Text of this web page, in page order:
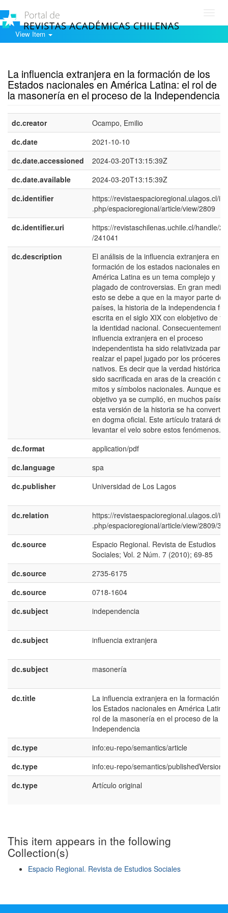
View Item
La influencia extranjera en la formación de los
Estados nacionales en América Latina: el rol de
la masonería en el proceso de la Independencia
dc.creator
Ocampo, Emilio
dc.date
2021-10-10
dc.date.accessioned
2024-03-20T13:15:39Z
dc.date.available
2024-03-20T13:15:39Z
dc.identifier
https://revistaespacioregional.ulagos.cl/
.php/espacioregional/article/view/2809
dc.identifier.uri
https://revistaschilenas.uchile.cl/handle/
/241041
dc.description
El análisis de la influencia extranjera en la
formación de los estados nacionales en
América Latina es un tema complejo y
plagado de controversias. En gran
esto se debe a que en la mayor parte de
países, la historia de la independencia fue
escrita en el siglo XIX con elobjetivo de
la identidad nacional.
influencia extranjera en el proceso
independentista ha sido relativizada para
realzar el papel jugado por los próceres
nativos. Es decir que la verdad histórica
sido sacrificada en aras de la creación de
mitos y símbolos nacionales. Aunque este
objetivo ya se cumplió, en muchos países
esta versión de la historia se ha
en dogma oficial. Este artículo tratará de
levantar el velo sobre estos fenómenos.
dc.format
application/pdf
dc.language
spa
dc.publisher
Universidad de Los Lagos
dc.relation
https://revistaespacioregional.ulagos.cl/
.php/espacioregional/article/view/2809/
dc.source
Espacio Regional. Revista de Estudios
Sociales; Vol. 2 Núm. 7 (2010); 69-85
dc.source
2735-6175
dc.source
0718-1604
dc.subject
independencia
dc.subject influencia extranjera
dc.subject masonería
dc.title
La influencia extranjera en la formación
los Estados nacionales en América
rol de la masonería en el proceso de la
Independencia
dc.type
info:eu-repo/semantics/article
dc.type
info:eu-repo/semantics/publishedVersion
dc.type
Artículo original
This item appears in the following
Collection(s)
Espacio Regional. Revista de Estudios Sociales